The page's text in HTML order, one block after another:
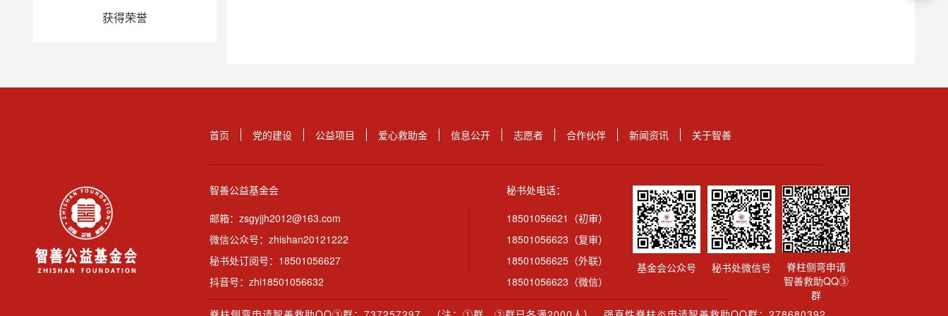
获得荣誉
首页 党的建设 公益项目 爱心救助金 信息公开 志愿者 合作伙伴 新闻资讯 关于智善
智善公益基金会
邮箱： zsgyjjh2012@163.com
微信公众号： zhishan20121222
秘书处订阅号： 18501056627
抖音号： zhi18501056632
秘书处电话：
18501056621（初审）
18501056623（复审）
18501056625（外联）
18501056623（微信）
基金会公众号 秘书处微信号
脊柱侧弯申请
智善救助QQ③
群